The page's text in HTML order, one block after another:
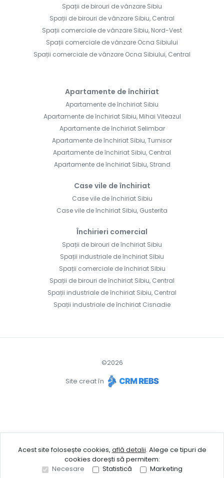
Spații de birouri de vânzare Sibiu
Spații de birouri de vânzare Sibiu, Central
Spații comerciale de vânzare Sibiu, Nord-Vest
Spații comerciale de vânzare Ocna Sibiului
Spații comerciale de vânzare Ocna Sibiului, Central
Apartamente de închiriat
Apartamente de închiriat Sibiu
Apartamente de închiriat Sibiu, Mihai Viteazul
Apartamente de închiriat Selimbar
Apartamente de închiriat Sibiu, Turnisor
Apartamente de închiriat Sibiu, Central
Apartamente de închiriat Sibiu, Strand
Case vile de închiriat
Case vile de închiriat Sibiu
Case vile de închiriat Sibiu, Gusterita
Închirieri comercial
Spații de birouri de închiriat Sibiu
Spații industriale de închiriat Sibiu
Spații comerciale de închiriat Sibiu
Spații de birouri de închiriat Sibiu, Central
Spații industriale de închiriat Sibiu, Central
Spații industriale de închiriat Cisnadie
©2026
Site creat în
Acest site folosește cookies, află detalii. Alege ce tipuri de
cookies dorești să permitem:
Necesare
Statistică Marketing